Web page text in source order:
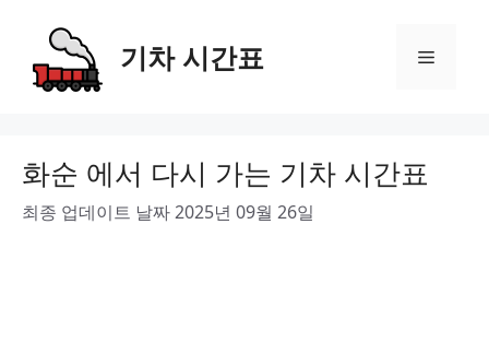
content
기차 시간표 Menu
화순 에서 다시 가는 기차 시간표
최종 업데이트 날짜 2025년 09월 26일